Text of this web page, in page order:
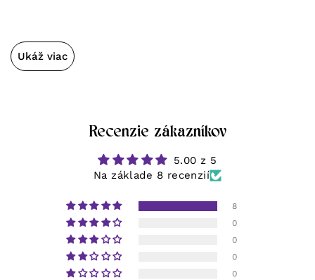
Ukáž viac
Recenzie zákazníkov
5.00 z 5
Na základe 8 recenzií
8
0
0
0
0